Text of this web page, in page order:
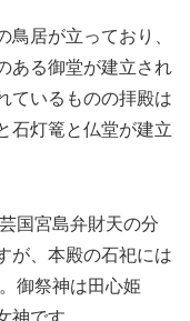
居が立っており、
ある御堂が建立され
ているものの拝殿は
石灯篭と仏堂が建立
国宮島弁財天の分
が、本殿の石祀には
御祭神は田心姫
神です。